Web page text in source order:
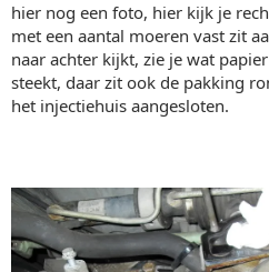
hier nog een foto, hier kijk je
met een aantal moeren vast zit
naar achter kijkt, zie je wat
steekt, daar zit ook de pakking
het injectiehuis aangesloten.